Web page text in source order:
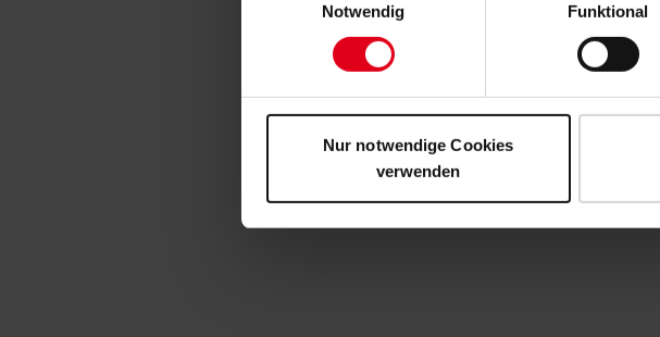
Notwendig
Funktional
Nur notwendige Cookies
verwenden